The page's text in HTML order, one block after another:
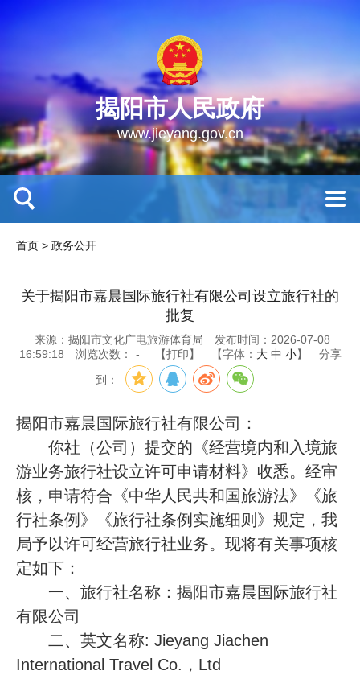
揭阳市人民政府
www.jieyang.gov.cn
首页 > 政务公开
关于揭阳市嘉晨国际旅行社有限公司设立旅行社的
批复
来源：揭阳市文化广电旅游体育局
发布时间：2026-07-08
16:59:18
浏览次数： - 【打印】 【字体： 大 中 小】 分享
到：
揭阳市嘉晨国际旅行社有限公司：
你社（公司）提交的《经营境内和入境旅
游业务旅行社设立许可申请材料》收悉。经审
核，申请符合《中华人民共和国旅游法》《旅
行社条例》《旅行社条例实施细则》规定，我
局予以许可经营旅行社业务。现将有关事项核
定如下：
一、旅行社名称：揭阳市嘉晨国际旅行社
有限公司
二、英文名称: Jieyang Jiachen
International Travel Co.，Ltd